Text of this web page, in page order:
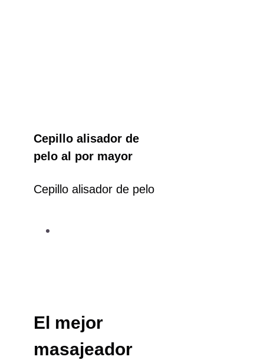
Cepillo alisador de
pelo al por mayor
Cepillo alisador de pelo
El mejor
masajeador